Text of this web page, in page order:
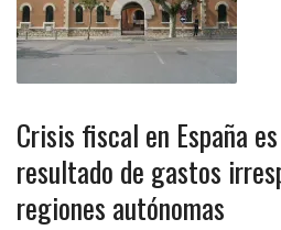
Crisis fiscal en España
resultado de gastos
regiones autónomas